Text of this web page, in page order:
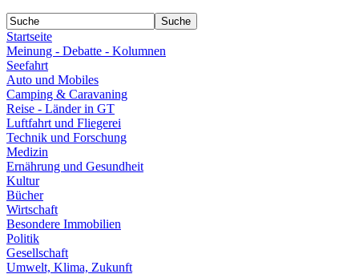
Startseite
Meinung - Debatte - Kolumnen
Seefahrt
Auto und Mobiles
Camping & Caravaning
Reise - Länder in GT
Luftfahrt und Fliegerei
Technik und Forschung
Medizin
Ernährung und Gesundheit
Kultur
Bücher
Wirtschaft
Besondere Immobilien
Politik
Gesellschaft
Umwelt, Klima, Zukunft